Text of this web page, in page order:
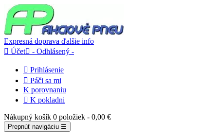
Expresná doprava ďalšie info
 Účet - Odhlásený -
 Prihlásenie
 Páči sa mi
K porovnaniu
 K pokladni
Nákupný košík 0 položiek - 0,00 €
Prepnúť navigáciu ☰